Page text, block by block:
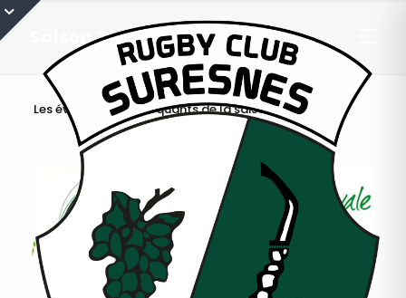
Saison 2014/2015
Les évènements marquants de la saison 2014/2015